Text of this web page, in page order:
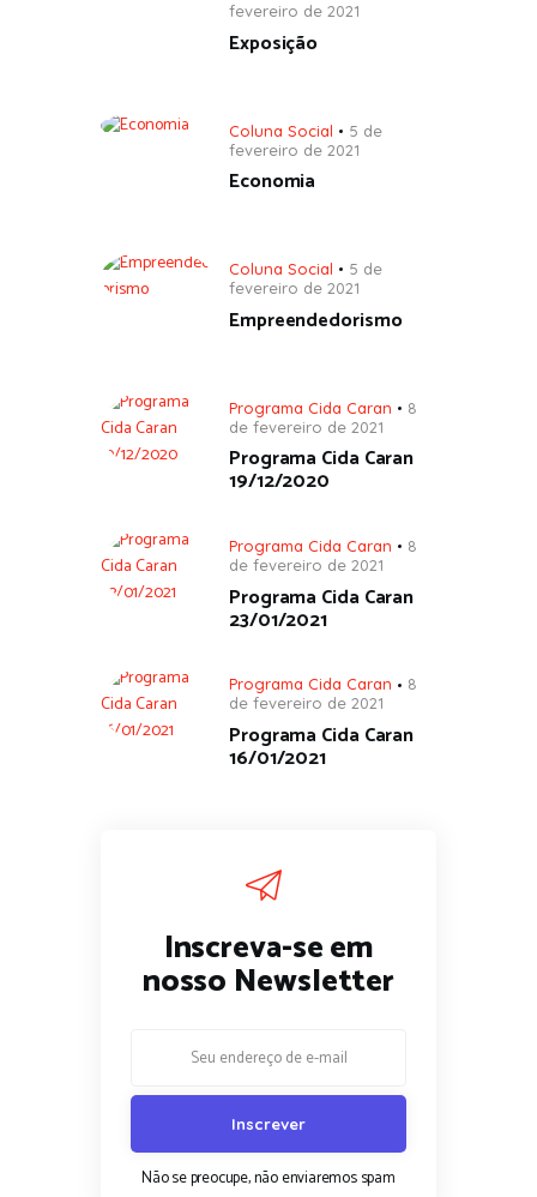
fevereiro de 2021
Exposição
Coluna Social
5 de
fevereiro de 2021
Economia
Coluna Social
5 de
fevereiro de 2021
Empreendedorismo
Programa Cida Caran
8
de fevereiro de 2021
Programa Cida Caran
19/12/2020
Programa Cida Caran
8
de fevereiro de 2021
Programa Cida Caran
23/01/2021
Programa Cida Caran
8
de fevereiro de 2021
Programa Cida Caran
16/01/2021
Inscreva-se em
nosso Newsletter
Não se preocupe, não enviaremos spam